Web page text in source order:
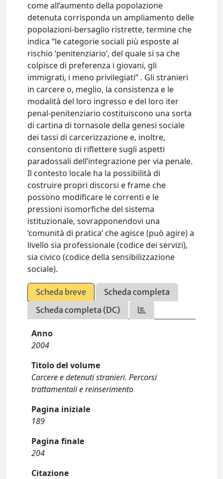
come all’aumento della popolazione
detenuta corrisponda un ampliamento delle
popolazioni-bersaglio ristrette, termine che
indica “le categorie sociali più esposte al
rischio ‘penitenziario’, del quale si sa che
colpisce di preferenza i giovani, gli
immigrati, i meno privilegiati” . Gli stranieri
in carcere o, meglio, la consistenza e le
modalità del loro ingresso e del loro iter
penal-penitenziario costituiscono una sorta
di cartina di tornasole della genesi sociale
dei tassi di carcerizzazione e, inoltre,
consentono di riflettere sugli aspetti
paradossali dell’integrazione per via penale.
Il contesto locale ha la possibilità di
costruire propri discorsi e frame che
possono modificare le correnti e le
pressioni isomorfiche del sistema
istituzionale, sovrapponendovi una
‘comunità di pratica’ che agisce (può agire) a
livello sia professionale (codice dei servizi),
sia civico (codice della sensibilizzazione
sociale).
Scheda breve
Scheda completa
Scheda completa (DC)
Anno
2004
Titolo del volume
Carcere e detenuti stranieri. Percorsi
trattamentali e reinserimento
Pagina iniziale
189
Pagina finale
204
Citazione